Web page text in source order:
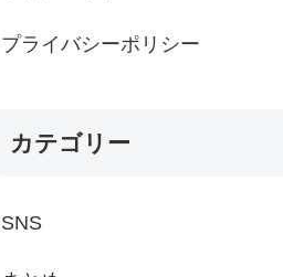
プライバシーポリシー
カテゴリー
SNS